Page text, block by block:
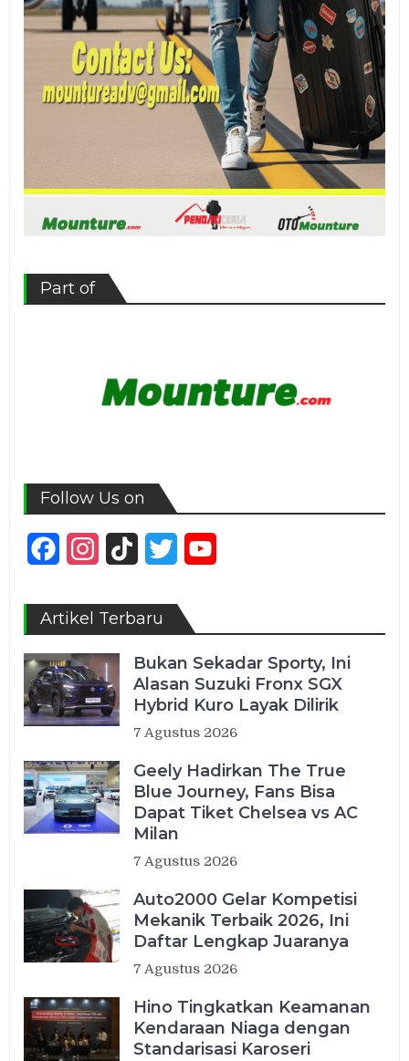
Part of
Follow Us on
FacebookInstagram
TikTok Twitter
Artikel Terbaru
Bukan Sekadar Sporty, Ini
Alasan Suzuki Fronx SGX
Hybrid Kuro Layak Dilirik
7 Agustus 2026
Geely Hadirkan The True
Blue Journey, Fans Bisa
Dapat Tiket Chelsea vs AC
Milan
7 Agustus 2026
Auto2000 Gelar Kompetisi
Mekanik Terbaik 2026, Ini
Daftar Lengkap Juaranya
7 Agustus 2026
Hino Tingkatkan Keamanan
Kendaraan Niaga dengan
Standarisasi Karoseri